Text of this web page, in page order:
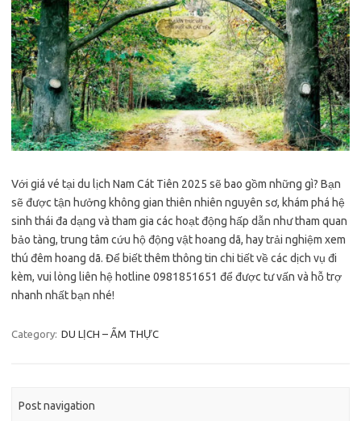
Với giá vé tại du lịch Nam Cát Tiên 2025 sẽ bao gồm những gì? Bạn
sẽ được tận hưởng không gian thiên nhiên nguyên sơ, khám phá hệ
sinh thái đa dạng và tham gia các hoạt động hấp dẫn như tham quan
bảo tàng, trung tâm cứu hộ động vật hoang dã, hay trải nghiệm xem
thú đêm hoang dã. Để biết thêm thông tin chi tiết về các dịch vụ đi
kèm, vui lòng liên hệ hotline 0981851651 để được tư vấn và hỗ trợ
nhanh nhất bạn nhé!
Category: DU LỊCH – ẨM THỰC
Post navigation